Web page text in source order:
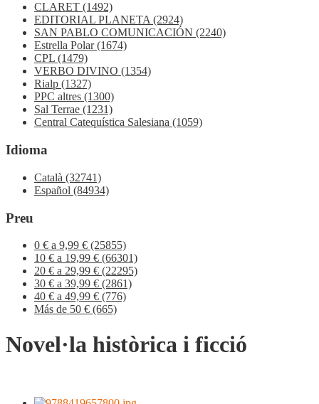
CLARET (1492)
EDITORIAL PLANETA(2924)
SAN PABLO COMUNICACIÓN (2240)
Estrella Polar(1674)
CPL (1479)
VERBO DIVINO (1354)
Rialp (1327)
PPC altres (1300)
Sal Terrae (1231)
Central Catequística Salesiana (1059)
Idioma
Català (32741)
Español (84934)
Preu
0 € a 9,99 € (25855)
10 € a 19,99 € (66301)
20 € a 29,99 € (22295)
30 € a 39,99 € (2861)
40 € a 49,99 € (776)
Más de 50 € (665)
Novel·la històrica i ficció